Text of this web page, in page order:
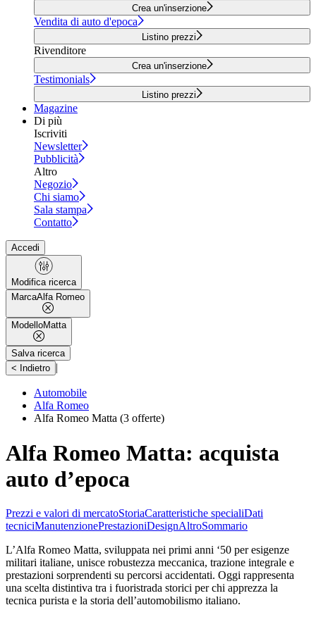
Crea un'inserzione
Vendita di auto d'epoca
Listino prezzi
Rivenditore
Crea un'inserzione
Testimonials
Listino prezzi
Magazine
Di più
Iscriviti
Newsletter
Pubblicità
Altro
Negozio
Chi siamo
Sala stampa
Contatto
Accedi
Modifica ricerca
MarcaAlfa Romeo
ModelloMatta
Salva ricerca
< Indietro |
Automobile
Alfa Romeo
Alfa Romeo Matta (3 offerte)
Alfa Romeo Matta: acquista
auto d’epoca
Prezzi e valori di mercatoStoriaCaratteristiche specialiDati
tecniciManutenzionePrestazioniDesignAltroSommario
L’Alfa Romeo Matta, sviluppata nei primi anni ‘50 per esigenze
militari italiane, unisce robustezza meccanica, trazione integrale e
prestazioni sorprendenti su percorsi accidentati. Oggi rappresenta
una scelta distintiva tra i fuoristrada storici per chi apprezza la
tecnica purista e la storia dell’automobilismo italiano.